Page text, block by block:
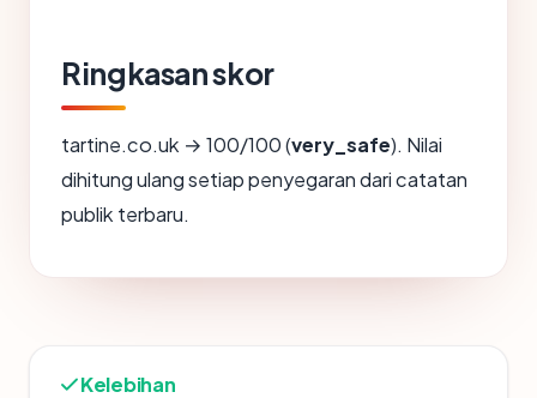
Ringkasan skor
tartine.co.uk → 100/100 (very_safe). Nilai
dihitung ulang setiap penyegaran dari catatan
publik terbaru.
Kelebihan